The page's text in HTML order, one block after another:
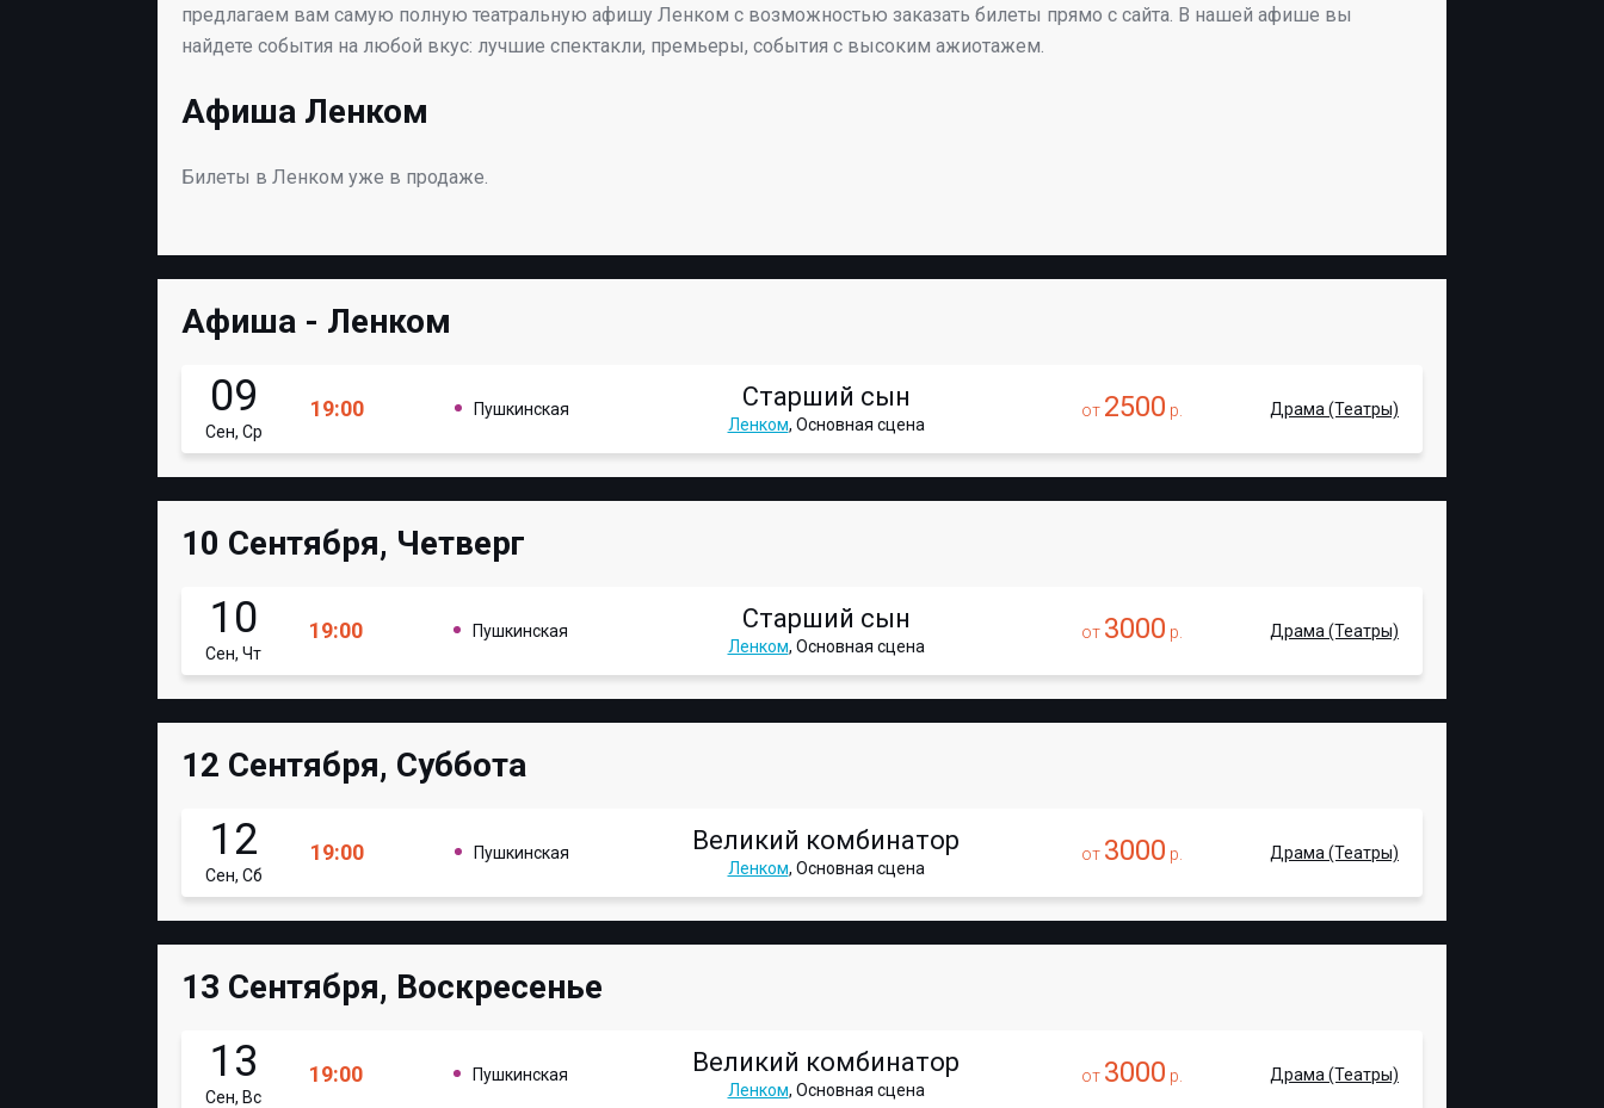
предлагаем вам самую полную театральную афишу Ленком с возможностью заказать билеты прямо с сайта. В нашей афише вы
найдете события на любой вкус: лучшие спектакли, премьеры, события с высоким ажиотажем.
Афиша Ленком
Билеты в Ленком уже в продаже.
Афиша - Ленком
09
Сен, Ср
19:00 Пушкинская Старший сын
Ленком, Основная сцена
от 2500 р. Драма (Театры)
10 Сентября, Четверг
10
Сен, Чт
19:00 Пушкинская Старший сын
Ленком, Основная сцена
от 3000 р. Драма (Театры)
12 Сентября, Суббота
12
Сен, Сб
19:00 Пушкинская Великий комбинатор
Ленком, Основная сцена
от 3000 р. Драма (Театры)
13 Сентября, Воскресенье
13
Сен, Вс
19:00 Пушкинская Великий комбинатор
Ленком, Основная сцена
от 3000 р. Драма (Театры)